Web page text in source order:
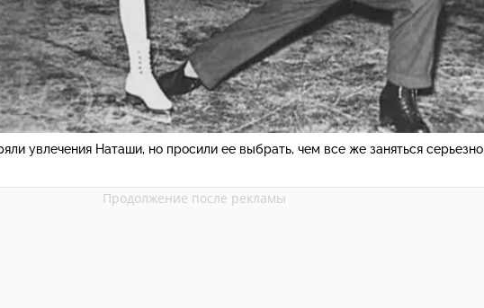
увлечения Наташи, но просили ее выбрать, чем все же заняться серьезно